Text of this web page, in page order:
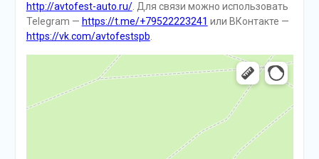
http://avtofest-auto.ru/. Для связи можно использовать
Telegram — https://t.me/+79522223241 или ВКонтакте —
https://vk.com/avtofestspb.